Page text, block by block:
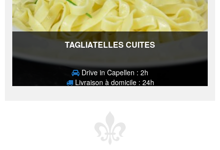
TAGLIATELLES CUITES
Drive in Capellen : 2h
Livraison à domicile : 24h